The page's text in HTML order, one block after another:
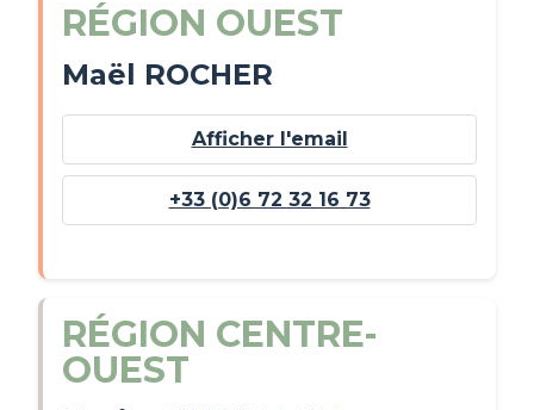
RÉGION OUEST
Maël ROCHER
Afficher l'email
+33 (0)6 72 32 16 73
RÉGION CENTRE-
OUEST